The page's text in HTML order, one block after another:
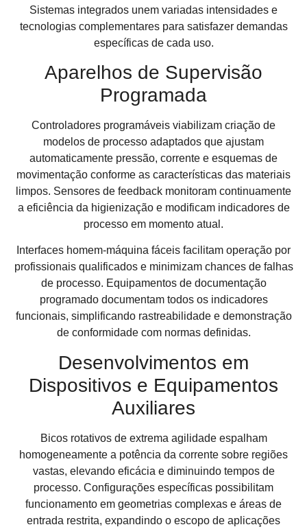
Sistemas integrados unem variadas intensidades e
tecnologias complementares para satisfazer demandas
específicas de cada uso.
Aparelhos de Supervisão
Programada
Controladores programáveis viabilizam criação de
modelos de processo adaptados que ajustam
automaticamente pressão, corrente e esquemas de
movimentação conforme as características das materiais
limpos. Sensores de feedback monitoram continuamente
a eficiência da higienização e modificam indicadores de
processo em momento atual.
Interfaces homem-máquina fáceis facilitam operação por
profissionais qualificados e minimizam chances de falhas
de processo. Equipamentos de documentação
programado documentam todos os indicadores
funcionais, simplificando rastreabilidade e demonstração
de conformidade com normas definidas.
Desenvolvimentos em
Dispositivos e Equipamentos
Auxiliares
Bicos rotativos de extrema agilidade espalham
homogeneamente a potência da corrente sobre regiões
vastas, elevando eficácia e diminuindo tempos de
processo. Configurações específicas possibilitam
funcionamento em geometrias complexas e áreas de
entrada restrita, expandindo o escopo de aplicações